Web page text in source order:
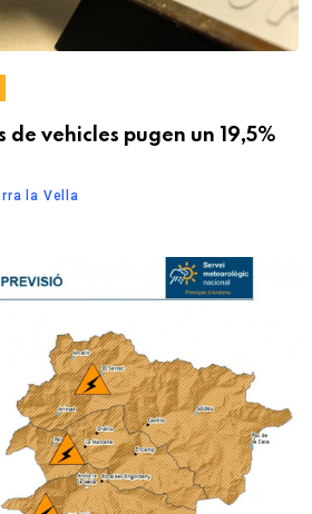
de vehicles pugen un 19,5%
la Vella